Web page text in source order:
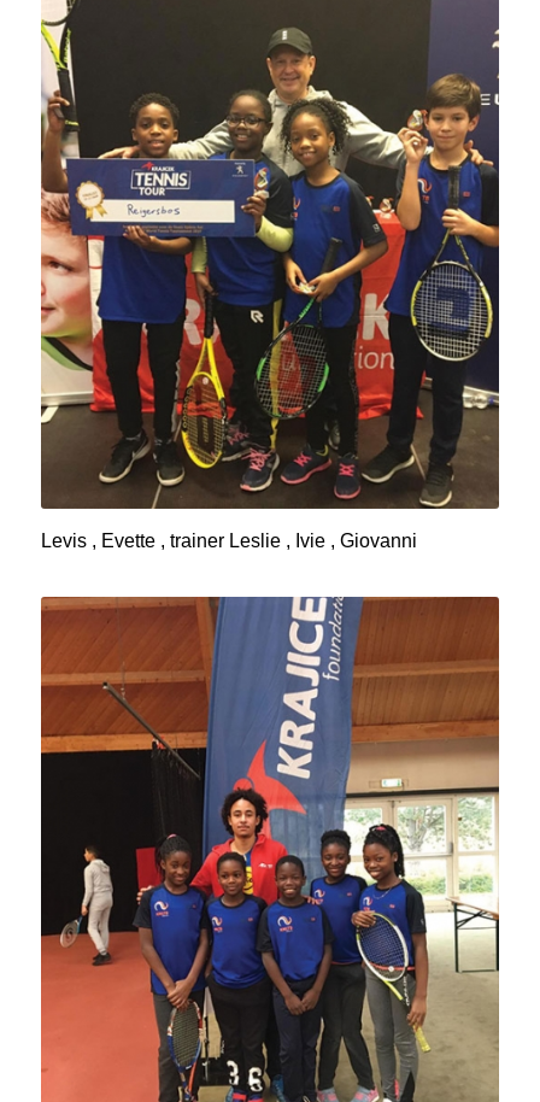
Levis , Evette , trainer Leslie , Ivie , Giovanni